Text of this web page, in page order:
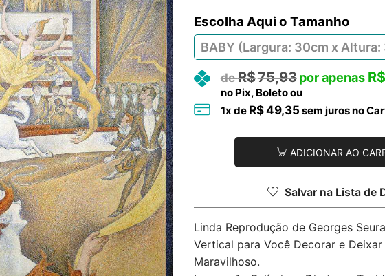
Tamanho
R$75,93 R$
no Pix, Boleto ou
1x de R$49,35 sem juros no
ADICIONAR AO
Salvar na Lista de
Linda Reprodução de Georges
Vertical para Você Decorar e
Maravilhoso.